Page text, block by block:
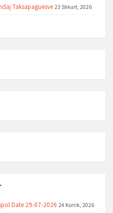
Taksapaguesve 23 Shkurt, 2026
Date 29-07-2026 24 Korrik, 2026